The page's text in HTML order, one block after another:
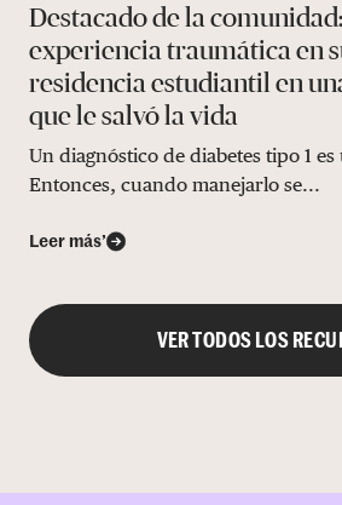
Destacado de la
experiencia traumática en
residencia estudiantil en
que le salvó la vida
Un diagnóstico de diabetes tipo 1
Entonces, cuando manejarlo se...
Leer más’
VER TODOS LOS